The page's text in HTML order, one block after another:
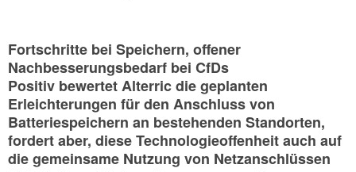
Fortschritte bei Speichern, offener
Nachbesserungsbedarf bei CfDs
Positiv bewertet Alterric die geplanten
Erleichterungen für den Anschluss von
Batteriespeichern an bestehenden Standorten,
fordert aber, diese Technologieoffenheit auch auf
die gemeinsame Nutzung von Netzanschlüssen